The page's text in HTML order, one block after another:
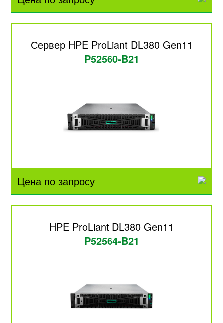
Сервер HPE ProLiant DL380 Gen11
P52560-B21
Цена по запросу
HPE ProLiant DL380 Gen11
P52564-B21